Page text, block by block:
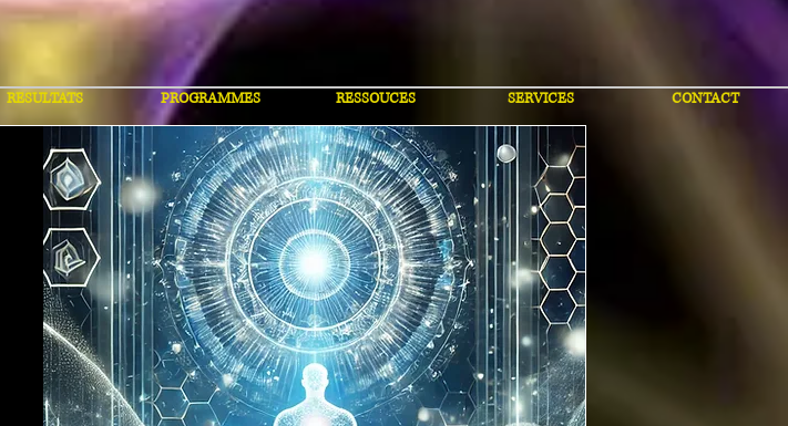
RESULTATS PROGRAMMES RESSOUCES SERVICES CONTACT